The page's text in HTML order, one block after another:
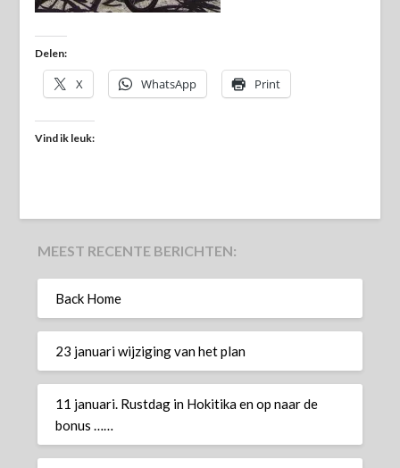
Delen:
X WhatsApp Print
Vind ik leuk:
MEEST RECENTE BERICHTEN:
Back Home
23 januari wijziging van het plan
11 januari. Rustdag in Hokitika en op naar de
bonus ……